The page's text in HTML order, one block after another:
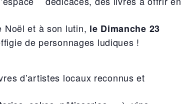
Noël et à son lutin, le Dimanche 23
de personnages ludiques !
d’artistes locaux reconnus et